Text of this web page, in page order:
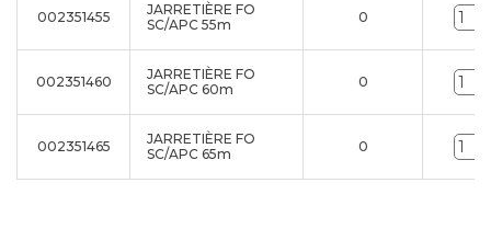
002351455
JARRETIÈRE FO
SC/APC 55m
0
002351460
JARRETIÈRE FO
SC/APC 60m
0
002351465
JARRETIÈRE FO
SC/APC 65m
0